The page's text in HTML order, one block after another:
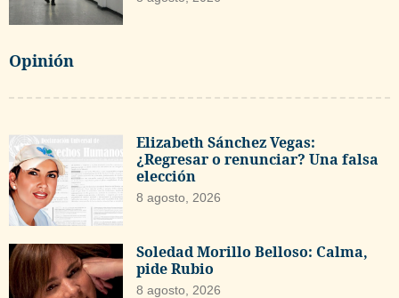
Opinión
Elizabeth Sánchez Vegas:
¿Regresar o renunciar? Una falsa
elección
8 agosto, 2026
Soledad Morillo Belloso: Calma,
pide Rubio
8 agosto, 2026